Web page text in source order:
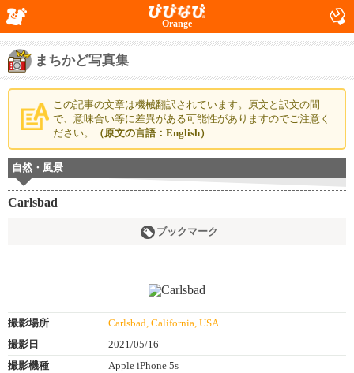
Orange
まちかど写真集
この記事の文章は機械翻訳されています。原文と訳文の間
で、意味合い等に差異がある可能性がありますのでご注意く
ださい。
（原文の言語：English）
自然・風景
Carlsbad
ブックマーク
撮影場所
Carlsbad, California, USA
撮影日
2021/05/16
撮影機種
Apple iPhone 5s